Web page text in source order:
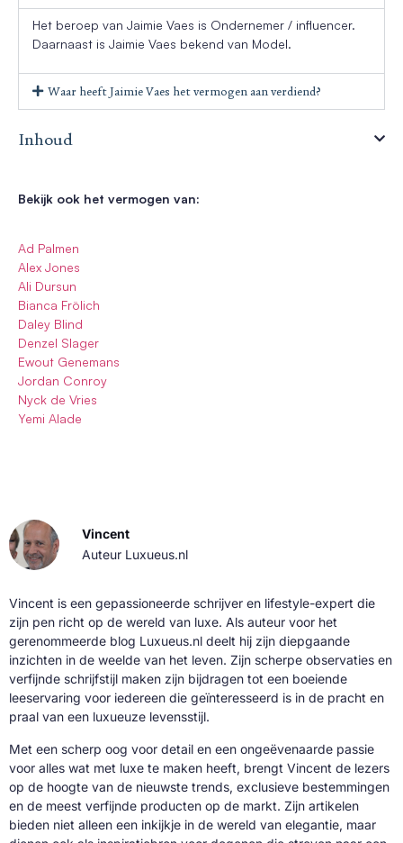
Het beroep van Jaimie Vaes is Ondernemer / influencer.
Daarnaast is Jaimie Vaes bekend van Model.
Waar heeft Jaimie Vaes het vermogen aan verdiend?
Inhoud
Bekijk ook het vermogen van:
Ad Palmen
Alex Jones
Ali Dursun
Bianca Frölich
Daley Blind
Denzel Slager
Ewout Genemans
Jordan Conroy
Nyck de Vries
Yemi Alade
Vincent
Auteur Luxueus.nl
Vincent is een gepassioneerde schrijver en lifestyle-expert die
zijn pen richt op de wereld van luxe. Als auteur voor het
gerenommeerde blog Luxueus.nl deelt hij zijn diepgaande
inzichten in de weelde van het leven. Zijn scherpe observaties en
verfijnde schrijfstijl maken zijn bijdragen tot een boeiende
leeservaring voor iedereen die geïnteresseerd is in de pracht en
praal van een luxueuze levensstijl.
Met een scherp oog voor detail en een ongeëvenaarde passie
voor alles wat met luxe te maken heeft, brengt Vincent de lezers
op de hoogte van de nieuwste trends, exclusieve bestemmingen
en de meest verfijnde producten op de markt. Zijn artikelen
bieden niet alleen een inkijkje in de wereld van elegantie, maar